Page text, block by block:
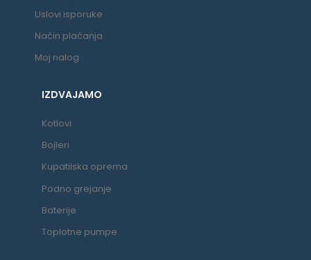
Uslovi isporuke
Način plaćanja
Moj nalog
IZDVAJAMO
Kotlovi
Bojleri
Kupatilska oprema
Podno grejanje
Baterije
Toplotne pumpe